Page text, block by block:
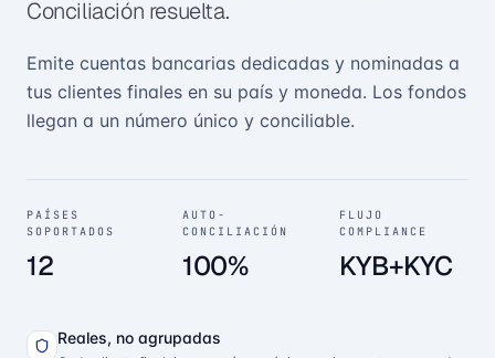
Conciliación resuelta.
Emite cuentas bancarias dedicadas y nominadas a
tus clientes finales en su país y moneda. Los fondos
llegan a un número único y conciliable.
PAÍSES
SOPORTADOS
12
AUTO-
CONCILIACIÓN
100%
FLUJO
COMPLIANCE
KYB+KYC
Reales, no agrupadas